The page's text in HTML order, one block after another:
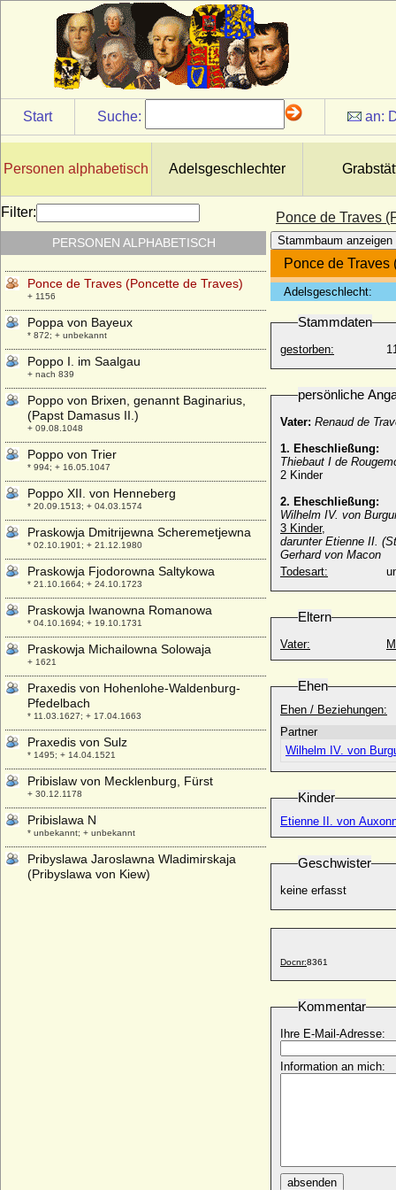
Start Suche: an:
Personen alphabetisch Adelsgeschlechter
Ponce de Traves
Stammbaum anzeigen
Ponce de Traves
Adelsgeschlecht:
Stammdaten
gestorben:
persönliche
Vater: Renaud de
1. Eheschließung:
Thiebaut I de
2 Kinder
2. Eheschließung:
Wilhelm IV. von
3 Kinder,
darunter Etienne II.
Gerhard von Macon
Todesart:
Eltern
Vater:
Ehen
Ehen / Beziehungen:
Partner
Wilhelm IV. von
Kinder
Etienne II. von
Geschwister
keine erfasst
Docnr:8361
Kommentar
Ihre E-Mail-Adresse:
Information an mich:
absenden
Filter:
PERSONEN ALPHABETISCH
Polissena Ruffo
* um 1400; + 17.07.1420
Polyxena Louise von Nassau-Weilburg,
Prinzessin
* 27.01.1733; + 27.09.1764
Polyxena von Limburg-Styrum
* 28.10.1738; + 26.02.1798
Polyxena von Pernstein
Polyxene Christina von Hessen-Rheinfels-
* 21.09.1706; + 13.01.1735
Polyxene Maria Khuen von Lichtenberg
und Belasi
+ 12.11.1712
Ponce de Traves (Poncette de Traves)
+ 1156
Poppa von Bayeux
* 872; + unbekannt
Poppo I. im Saalgau
+ nach 839
Poppo von Brixen, genannt Baginarius,
(Papst Damasus II.)
+ 09.08.1048
Poppo von Trier
* 994; + 16.05.1047
Poppo XII. von Henneberg
* 20.09.1513; + 04.03.1574
Praskowja Dmitrijewna Scheremetjewna
* 02.10.1901; + 21.12.1980
Praskowja Fjodorowna Saltykowa
* 21.10.1664; + 24.10.1723
Praskowja Iwanowna Romanowa
* 04.10.1694; + 19.10.1731
Praskowja Michailowna Solowaja
+ 1621
Praxedis von Hohenlohe-Waldenburg-
Pfedelbach
* 11.03.1627; + 17.04.1663
Praxedis von Sulz
* 1495; + 14.04.1521
Pribislaw von Mecklenburg, Fürst
+ 30.12.1178
Pribislawa N
* unbekannt; + unbekannt
Pribyslawa Jaroslawna Wladimirskaja
(Pribyslawa von Kiew)